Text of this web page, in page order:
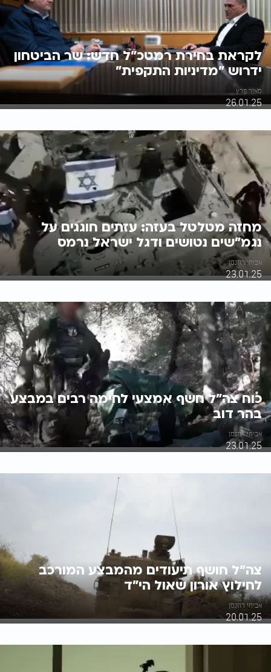
לקראת בחירת רמטכ"ל חדש: שר הביטחון
ידרוש "מדיניות התקפית"
מאיר פרץ
26.01.25
מחזה מטלטל בעזה: עזתים חוגגים על
נגמ"שים נטושים ודגל ישראל נרמס
אביחי רוזנמן
23.01.25
כוח צה"ל חשף אמצעי לחימה רבים במבצע
בהר דוב
אביחי רוזנמן
23.01.25
צה"ל חושף תיעודים מהמבצע המורכב
לחילוץ אורון שאול הי"ד
אביחי רוזנמן
20.01.25